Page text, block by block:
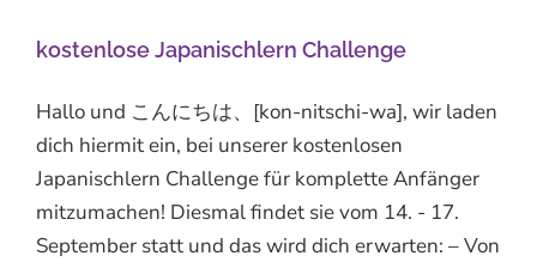
kostenlose Japanischlern Challenge
Hallo und こんにちは、[kon-nitschi-wa], wir laden
dich hiermit ein, bei unserer kostenlosen
Japanischlern Challenge für komplette Anfänger
mitzumachen! Diesmal findet sie vom 14. - 17.
September statt und das wird dich erwarten: – Von